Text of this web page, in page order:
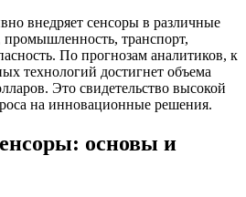
внедряет сенсоры в различные
промышленность, транспорт,
По прогнозам аналитиков, к
технологий достигнет объема
Это свидетельство высокой
на инновационные решения.
основы и